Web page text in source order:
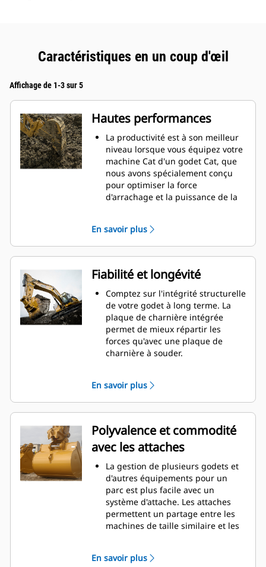
Caractéristiques en un coup d'œil
Affichage de 1-3 sur 5
Hautes performances
La productivité est à son meilleur
niveau lorsque vous équipez votre
machine Cat d'un godet Cat, que
nous avons spécialement conçu
pour optimiser la force
d'arrachage et la puissance de la
double améliore le flux des
matières dans le godet. Le
dégagement de talon accru
garantit que le fond du godet ne
frotte pas, ce qui réduit les coûts
d'entretien.
La consommation de carburant est
maximale lors de l'excavation. Les
godets Cat sont conçus pour
creuser dans les matériaux
rapidement afin d'améliorer
Chargez plus de matière plus
rapidement. La forme et les barres
latérales du godet permettent une
rétention optimale des matériaux
dans le godet à chaque charge.
En savoir plus
Fiabilité et longévité
Comptez sur l'intégrité structurelle
de votre godet à long terme. La
plaque de charnière intégrée
permet de mieux répartir les
forces qu'avec une plaque de
charnière à souder.
sont résistants à l'abrasion, en
particulier dans les zones d'usure
excessive.
Avec les outils d'attaque du sol Cat
(GET), protégez les zones d'usure
excessive les plus importantes de
votre godet lorsqu'il entre en
contact avec les matériaux.
Avec les outils d'attaque du sol
Cat ® Advansys™(GET), augmentez
la productivité pour les
applications exigeantes, facilitez la
pénétration dans les tas et
Fixez et retirez les pointes en un
En savoir plus
Polyvalence et commodité
avec les attaches
La gestion de plusieurs godets et
d'autres équipements pour un
parc est plus facile avec un
système d'attache. Les attaches
permettent un partage entre les
machines de taille similaire et les
sans quitter la sécurité de la
En savoir plus